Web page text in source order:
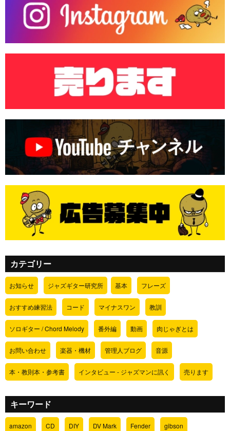
カテゴリー
お知らせ ジャズギター研究所 基本 フレーズ
おすすめ練習法 コード マイナスワン 教訓
ソロギター / Chord Melody 番外編 動画 肉じゃぎとは
お問い合わせ 楽器・機材 管理人ブログ 音源
本・教則本・参考書 インタビュー - ジャズマンに訊く 売ります
キーワード
amazon CD DIY DV Mark Fender gibson